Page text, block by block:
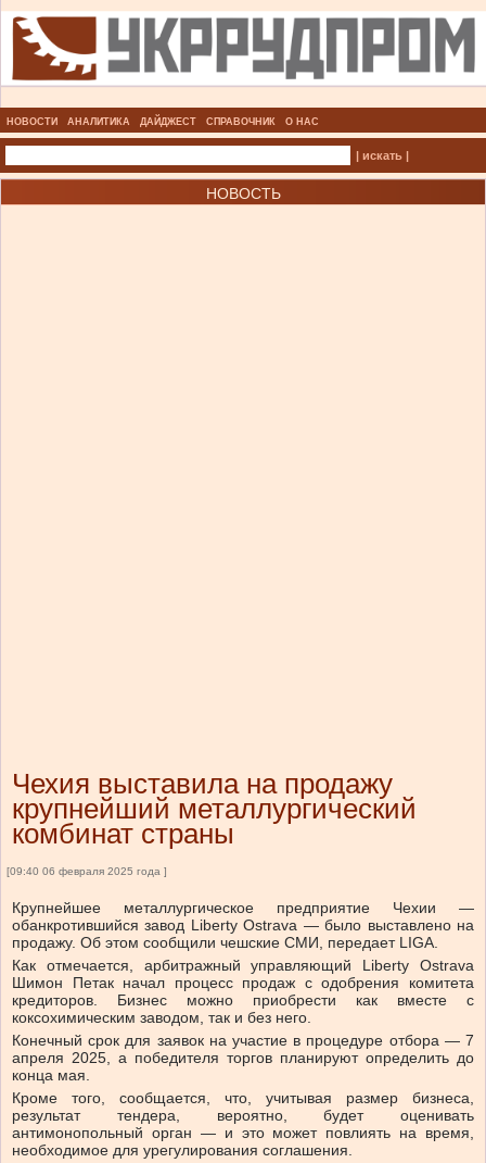
НОВОСТИ АНАЛИТИКА ДАЙДЖЕСТ СПРАВОЧНИК О НАС
| искать |
НОВОСТЬ
Чехия выставила на продажу
крупнейший металлургический
комбинат страны
[09:40 06 февраля 2025 года ]
Крупнейшее металлургическое предприятие Чехии —
обанкротившийся завод Liberty Ostrava — было выставлено на
продажу. Об этом сообщили чешские СМИ, передает LIGA.
Как отмечается, арбитражный управляющий Liberty Ostrava
Шимон Петак начал процесс продаж с одобрения комитета
кредиторов. Бизнес можно приобрести как вместе с
коксохимическим заводом, так и без него.
Конечный срок для заявок на участие в процедуре отбора — 7
апреля 2025, а победителя торгов планируют определить до
конца мая.
Кроме того, сообщается, что, учитывая размер бизнеса,
результат тендера, вероятно, будет оценивать
антимонопольный орган — и это может повлиять на время,
необходимое для урегулирования соглашения.